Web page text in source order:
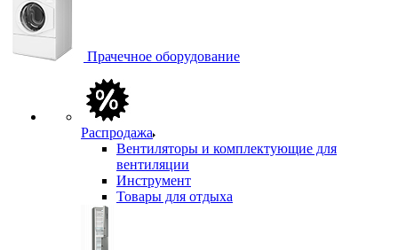
Прачечное оборудование
Распродажа
Вентиляторы и комплектующие для
вентиляции
Инструмент
Товары для отдыха